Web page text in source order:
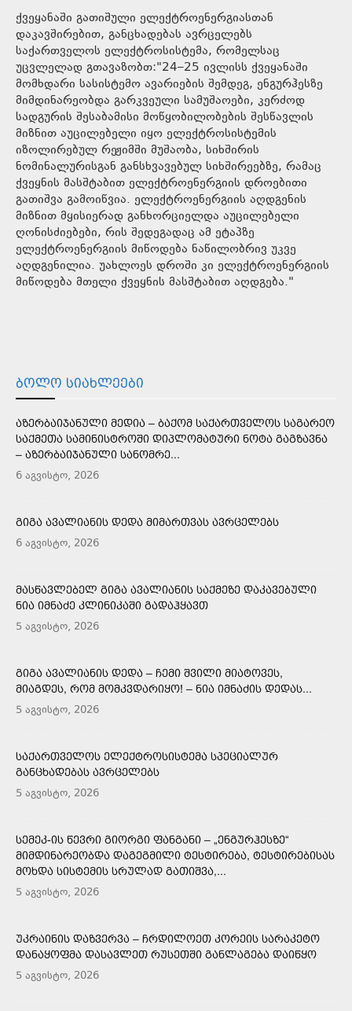
ქვეყანაში გათიშული ელექტროენერგიასთან
დაკავშირებით, განცხადებას ავრცელებს
საქართველოს ელექტროსისტემა, რომელსაც
უცვლელად გთავაზობთ:"24–25 ივლისს ქვეყანაში
მომხდარი სასისტემო ავარიების შემდეგ, ენგურჰესზე
მიმდინარეობდა გარკვეული სამუშაოები, კერძოდ
სადგურის შესაბამისი მოწყობილობების შესწავლის
მიზნით აუცილებელი იყო ელექტროსისტემის
იზოლირებულ რეჟიმში მუშაობა, სიხშირის
ნომინალურისგან განსხვავებულ სიხშირეებზე, რამაც
ქვეყნის მასშტაბით ელექტროენერგიის დროებითი
გათიშვა გამოიწვია. ელექტროენერგიის აღდგენის
მიზნით მყისიერად განხორციელდა აუცილებელი
ღონისძიებები, რის შედეგადაც ამ ეტაპზე
ელექტროენერგიის მიწოდება ნაწილობრივ უკვე
აღდგენილია. უახლოეს დროში კი ელექტროენერგიის
მიწოდება მთელი ქვეყნის მასშტაბით აღდგება."
ᲑᲝᲚᲝ ᲡᲘᲐᲮᲚᲔᲔᲑᲘ
ᲐᲖᲔᲠᲑᲐᲘᲯᲐᲜᲣᲚᲘ ᲛᲔᲓᲘᲐ – ᲑᲐᲥᲝᲛ ᲡᲐᲥᲐᲠᲗᲕᲔᲚᲝᲡ ᲡᲐᲒᲐᲠᲔᲝ
ᲡᲐᲥᲛᲔᲗᲐ ᲡᲐᲛᲘᲜᲘᲡᲢᲠᲝᲨᲘ ᲓᲘᲞᲚᲝᲛᲐᲢᲣᲠᲘ ᲜᲝᲢᲐ ᲒᲐᲒᲖᲐᲕᲜᲐ
– ᲐᲖᲔᲠᲑᲐᲘᲯᲐᲜᲣᲚᲘ ᲡᲐᲜᲝᲛᲠᲔ...
6 აგვისტო, 2026
ᲒᲘᲒᲐ ᲐᲕᲐᲚᲘᲐᲜᲘᲡ ᲓᲔᲓᲐ ᲛᲘᲛᲐᲠᲗᲕᲐᲡ ᲐᲕᲠᲪᲔᲚᲔᲑᲡ
6 აგვისტო, 2026
ᲛᲐᲡᲬᲐᲕᲚᲔᲑᲔᲚ ᲒᲘᲒᲐ ᲐᲕᲐᲚᲘᲐᲜᲘᲡ ᲡᲐᲥᲛᲔᲖᲔ ᲓᲐᲙᲐᲕᲔᲑᲣᲚᲘ
ᲜᲘᲐ ᲘᲛᲜᲐᲫᲔ ᲙᲚᲘᲜᲘᲙᲐᲨᲘ ᲒᲐᲓᲐᲰᲧᲐᲕᲗ
5 აგვისტო, 2026
ᲒᲘᲒᲐ ᲐᲕᲐᲚᲘᲐᲜᲘᲡ ᲓᲔᲓᲐ – ᲩᲔᲛᲘ ᲨᲕᲘᲚᲘ ᲛᲘᲐᲢᲝᲕᲔᲡ,
ᲛᲘᲐᲒᲓᲔᲡ, ᲠᲝᲛ ᲛᲝᲛᲙᲕᲓᲐᲠᲘᲧᲝ! – ᲜᲘᲐ ᲘᲛᲜᲐᲫᲘᲡ ᲓᲔᲓᲐᲡ...
5 აგვისტო, 2026
ᲡᲐᲥᲐᲠᲗᲕᲔᲚᲝᲡ ᲔᲚᲔᲥᲢᲠᲝᲡᲘᲡᲢᲔᲛᲐ ᲡᲞᲔᲪᲘᲐᲚᲣᲠ
ᲒᲐᲜᲪᲮᲐᲓᲔᲑᲐᲡ ᲐᲕᲠᲪᲔᲚᲔᲑᲡ
5 აგვისტო, 2026
ᲡᲔᲛᲔᲙ-ᲘᲡ ᲬᲔᲕᲠᲘ ᲒᲘᲝᲠᲒᲘ ᲤᲐᲜᲒᲐᲜᲘ – „ᲔᲜᲒᲣᲠᲰᲔᲡᲖᲔ“
ᲛᲘᲛᲓᲘᲜᲐᲠᲔᲝᲑᲓᲐ ᲓᲐᲒᲔᲒᲛᲘᲚᲘ ᲢᲔᲡᲢᲘᲠᲔᲑᲐ, ᲢᲔᲡᲢᲘᲠᲔᲑᲘᲡᲐᲡ
ᲛᲝᲮᲓᲐ ᲡᲘᲡᲢᲔᲛᲘᲡ ᲡᲠᲣᲚᲐᲓ ᲒᲐᲗᲘᲨᲕᲐ,...
5 აგვისტო, 2026
ᲣᲙᲠᲐᲘᲜᲘᲡ ᲓᲐᲖᲕᲔᲠᲕᲐ – ᲩᲠᲓᲘᲚᲝᲔᲗ ᲙᲝᲠᲔᲘᲡ ᲡᲐᲠᲐᲙᲔᲢᲝ
ᲓᲐᲜᲐᲧᲝᲤᲛᲐ ᲓᲐᲡᲐᲕᲚᲔᲗ ᲠᲣᲡᲔᲗᲨᲘ ᲒᲐᲜᲚᲐᲒᲔᲑᲐ ᲓᲐᲘᲬᲧᲝ
5 აგვისტო, 2026